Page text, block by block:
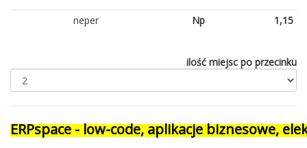
neper Np 1,15
ilość miejsc po przecinku
ERPspace - low-code, aplikacje biznesowe,